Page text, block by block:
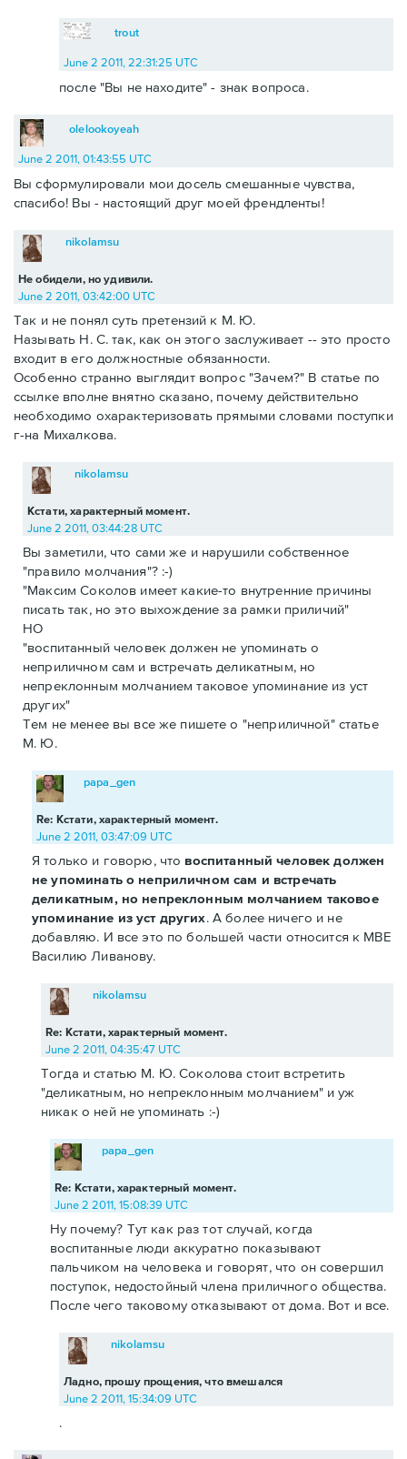
trout
June 2 2011, 22:31:25 UTC
после "Вы не находите" - знак вопроса.
olelookoyeah
June 2 2011, 01:43:55 UTC
Вы сформулировали мои досель смешанные чувства,
спасибо! Вы - настоящий друг моей френдленты!
Не обидели, но удивили.
nikolamsu
June 2 2011, 03:42:00 UTC
Так и не понял суть претензий к М. Ю.
Называть Н. С. так, как он этого заслуживает -- это просто
входит в его должностные обязанности.
Особенно странно выглядит вопрос "Зачем?" В статье по
ссылке вполне внятно сказано, почему действительно
необходимо охарактеризовать прямыми словами поступки
г-на Михалкова.
Кстати, характерный момент.
nikolamsu
June 2 2011, 03:44:28 UTC
Вы заметили, что сами же и нарушили собственное
"правило молчания"? :-)
"Максим Соколов имеет какие-то внутренние причины
писать так, но это выхождение за рамки приличий"
НО
"воспитанный человек должен не упоминать о
неприличном сам и встречать деликатным, но
непреклонным молчанием таковое упоминание из уст
других"
Тем не менее вы все же пишете о "неприличной" статье
М. Ю.
Re: Кстати, характерный момент.
papa_gen
June 2 2011, 03:47:09 UTC
Я только и говорю, что воспитанный человек должен
не упоминать о неприличном сам и встречать
деликатным, но непреклонным молчанием таковое
упоминание из уст других. А более ничего и не
добавляю. И все это по большей части относится к МВЕ
Василию Ливанову.
Re: Кстати, характерный момент.
nikolamsu
June 2 2011, 04:35:47 UTC
Тогда и статью М. Ю. Соколова стоит встретить
"деликатным, но непреклонным молчанием" и уж
никак о ней не упоминать :-)
Re: Кстати, характерный момент.
papa_gen
June 2 2011, 15:08:39 UTC
Ну почему? Тут как раз тот случай, когда
воспитанные люди аккуратно показывают
пальчиком на человека и говорят, что он совершил
поступок, недостойный члена приличного общества.
После чего таковому отказывают от дома. Вот и все.
Ладно, прошу прощения, что вмешался
nikolamsu
June 2 2011, 15:34:09 UTC
.